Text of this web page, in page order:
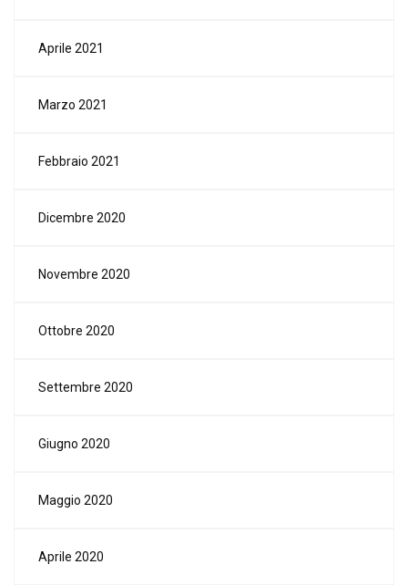
Aprile 2021
Marzo 2021
Febbraio 2021
Dicembre 2020
Novembre 2020
Ottobre 2020
Settembre 2020
Giugno 2020
Maggio 2020
Aprile 2020